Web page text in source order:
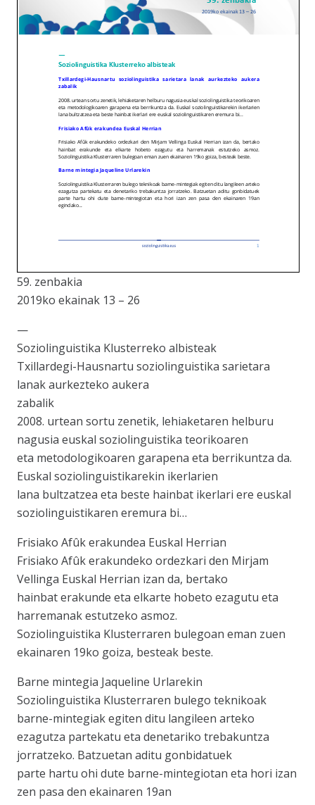
59. zenbakia
2019ko ekainak 13 – 26
—
Soziolinguistika Klusterreko albisteak
Txillardegi-Hausnartu soziolinguistika sarietara
lanak aurkezteko aukera
zabalik
2008. urtean sortu zenetik, lehiaketaren helburu
nagusia euskal soziolinguistika teorikoaren
eta metodologikoaren garapena eta berrikuntza da.
Euskal soziolinguistikarekin ikerlarien
lana bultzatzea eta beste hainbat ikerlari ere euskal
soziolinguistikaren eremura bi…
Frisiako Afûk erakundea Euskal Herrian
Frisiako Afûk erakundeko ordezkari den Mirjam
Vellinga Euskal Herrian izan da, bertako
hainbat erakunde eta elkarte hobeto ezagutu eta
harremanak estutzeko asmoz.
Soziolinguistika Klusterraren bulegoan eman zuen
ekainaren 19ko goiza, besteak beste.
Barne mintegia Jaqueline Urlarekin
Soziolinguistika Klusterraren bulego teknikoak
barne-mintegiak egiten ditu langileen arteko
ezagutza partekatu eta denetariko trebakuntza
jorratzeko. Batzuetan aditu gonbidatuek
parte hartu ohi dute barne-mintegiotan eta hori izan
zen pasa den ekainaren 19an